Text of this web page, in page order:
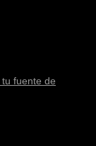
fuente de